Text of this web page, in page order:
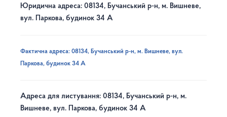
Юридична адреса: 08134, Бучанський р-н, м. Вишневе,
вул. Паркова, будинок 34 А
Фактична адреса: 08134, Бучанський р-н, м. Вишневе, вул.
Паркова, будинок 34 А
Адреса для листування: 08134, Бучанський р-н, м.
Вишневе, вул. Паркова, будинок 34 А